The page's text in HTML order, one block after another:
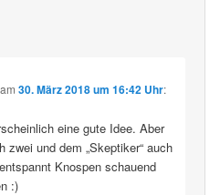
30. März 2018 um 16:42 Uhr:
eine gute Idee. Aber
zwei und dem „Skeptiker“ auch
Knospen schauend
:)